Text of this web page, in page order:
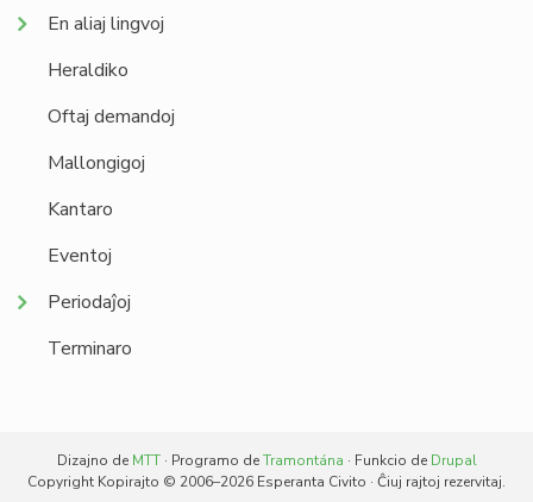
En aliaj lingvoj
Heraldiko
Oftaj demandoj
Mallongigoj
Kantaro
Eventoj
Periodaĵoj
Terminaro
Dizajno de MTT· Programo deTramontána · Funkcio de Drupal
Copyright Kopirajto © 2006–2026 Esperanta Civito · Ĉiuj rajtoj rezervitaj.